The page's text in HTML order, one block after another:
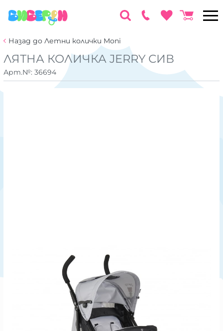
Назад до Летни колички Moni
ЛЯТНА КОЛИЧКА JERRY СИВ
Арт.№: 36694